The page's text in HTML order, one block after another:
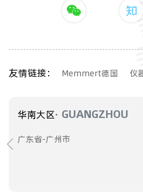
友情链接： Memmert德国 仪
华南大区· GUANGZHOU
广东省-广州市